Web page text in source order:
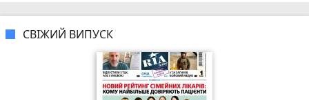
СВІЖИЙ ВИПУСК